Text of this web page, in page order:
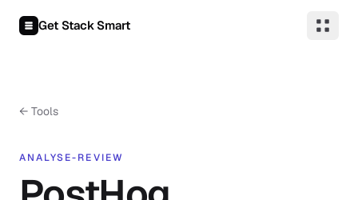
Get Stack Smart
← Tools
ANALYSE-REVIEW